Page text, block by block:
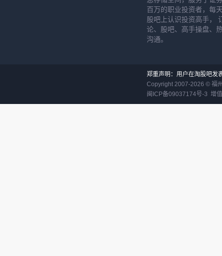
百万的职业投资者，每
股吧上认识投资高手，
论、股吧、高手操盘、
沟通。
郑重声明：用户在淘股吧发
Copyright 2007-2026 © 福
闽ICP备09037174号-3 增